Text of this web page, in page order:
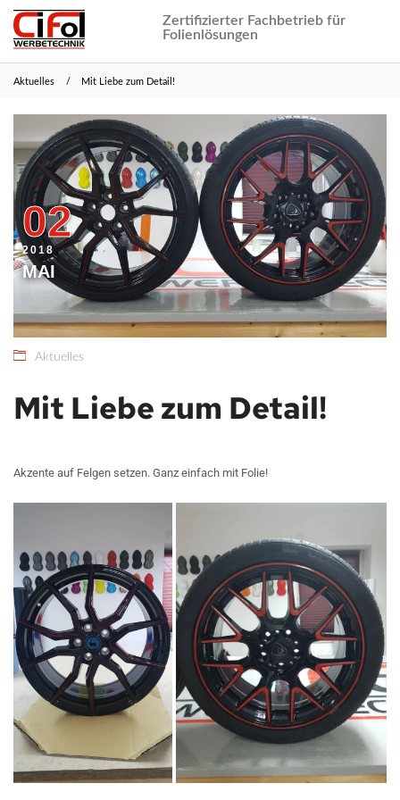
Zertifizierter Fachbetrieb für
Folienlösungen
Aktuelles Mit Liebe zum Detail!
2021
Webmaster
02
2018
MAI
Aktuelles
Mit Liebe zum Detail!
Akzente auf Felgen setzen. Ganz einfach mit Folie!